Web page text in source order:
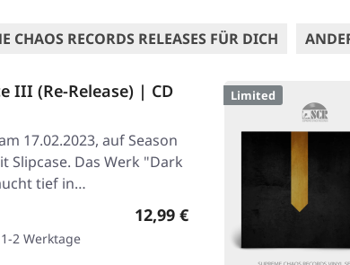
CHAOS RECORDS RELEASES FÜR DICH
III (Re-Release) | CD
17.02.2023, auf Season
Slipcase. Das Werk "Dark
tief in…
Regulärer Preis:
12,99 €
2 Werktage
Limited